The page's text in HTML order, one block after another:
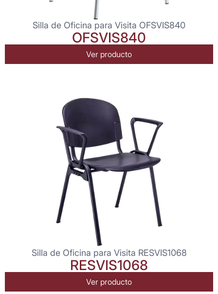
Silla de Oficina para Visita OFSVIS840
OFSVIS840
Ver producto
Silla de Oficina para Visita RESVIS1068
RESVIS1068
Ver producto